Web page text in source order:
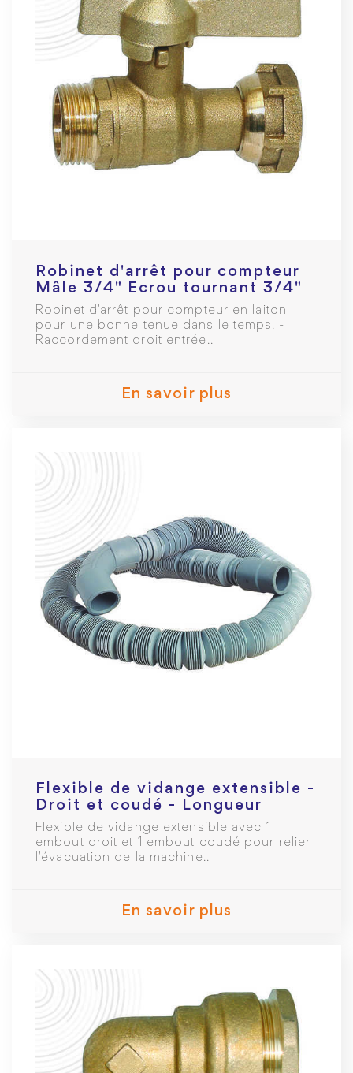
Robinet d'arrêt pour compteur
Mâle 3/4" Ecrou tournant 3/4"
Manette papillon
Robinet d'arrêt pour compteur en laiton
pour une bonne tenue dans le temps. -
Raccordement droit entrée..
En savoir plus
Flexible de vidange extensible -
Droit et coudé - Longueur
réglable de 0,80 à 3m
Flexible de vidange extensible avec 1
embout droit et 1 embout coudé pour relier
l'évacuation de la machine..
En savoir plus